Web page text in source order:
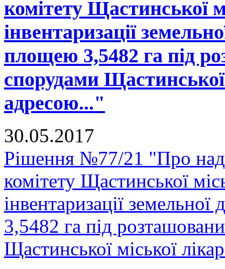
комітету Щастинської
інвентаризації
площею 3,5482 га під
спорудами Щастинської
адресою..."
30.05.2017
Рішення №77/21 "Про
комітету Щастинської
інвентаризації
3,5482 га під
Щастинської міської